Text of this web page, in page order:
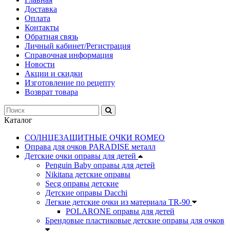
Доставка
Оплата
Контакты
Обратная связь
Личный кабинет/Регистрация
Справочная информация
Новости
Акции и скидки
Изготовление по рецепту
Возврат товара
Каталог
СОЛНЦЕЗАЩИТНЫЕ ОЧКИ ROMEO
Оправа для очков PARADISE металл
Детские очки оправы для детей
Penguin Baby оправы для детей
Nikitana детские оправы
Secg оправы детские
Детские оправы Dacchi
Легкие детские очки из материала TR-90
POLARONE оправы для детей
Брендовые пластиковые детские оправы для очков